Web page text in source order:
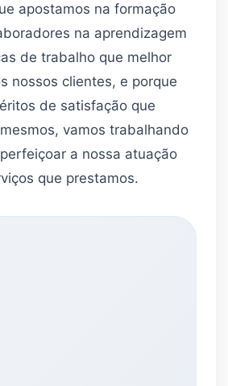
apostamos na formação
na aprendizagem
de trabalho que melhor
nossos clientes, e porque
de satisfação que
vamos trabalhando
a nossa atuação
que prestamos.